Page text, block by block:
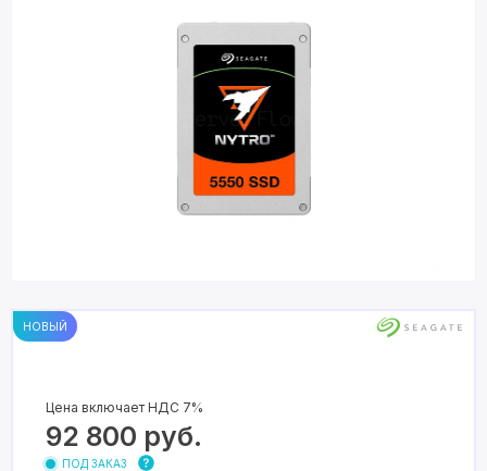
НОВЫЙ
Цена включает НДС 7%
92 800 руб.
ПОД ЗАКАЗ